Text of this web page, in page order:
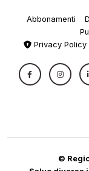
Abbonamenti
Privacy Policy
©